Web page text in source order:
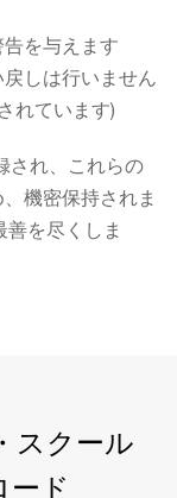
を与えます
しは行いません
れています)
され、これらの
機密保持されま
を尽くしま
スクール
ード